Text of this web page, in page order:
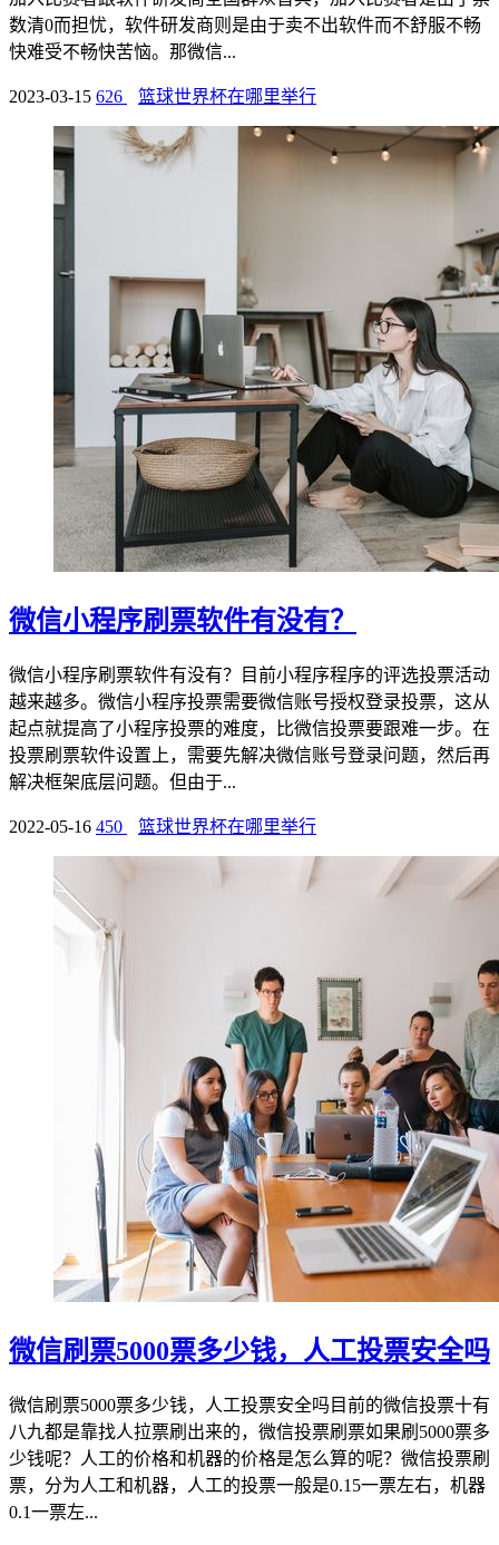
数清0而担忧，软件研发商则是由于卖不出软件而不舒服不畅
快难受不畅快苦恼。那微信...
2023-03-15 626 篮球世界杯在哪里举行
微信小程序刷票软件有没有？
微信小程序刷票软件有没有？目前小程序程序的评选投票活动
越来越多。微信小程序投票需要微信账号授权登录投票，这从
起点就提高了小程序投票的难度，比微信投票要跟难一步。在
投票刷票软件设置上，需要先解决微信账号登录问题，然后再
解决框架底层问题。但由于...
2022-05-16 450 篮球世界杯在哪里举行
微信刷票5000票多少钱，人工投票安全吗
微信刷票5000票多少钱，人工投票安全吗目前的微信投票十有
八九都是靠找人拉票刷出来的，微信投票刷票如果刷5000票多
少钱呢？人工的价格和机器的价格是怎么算的呢？微信投票刷
票，分为人工和机器，人工的投票一般是0.15一票左右，机器
0.1一票左...